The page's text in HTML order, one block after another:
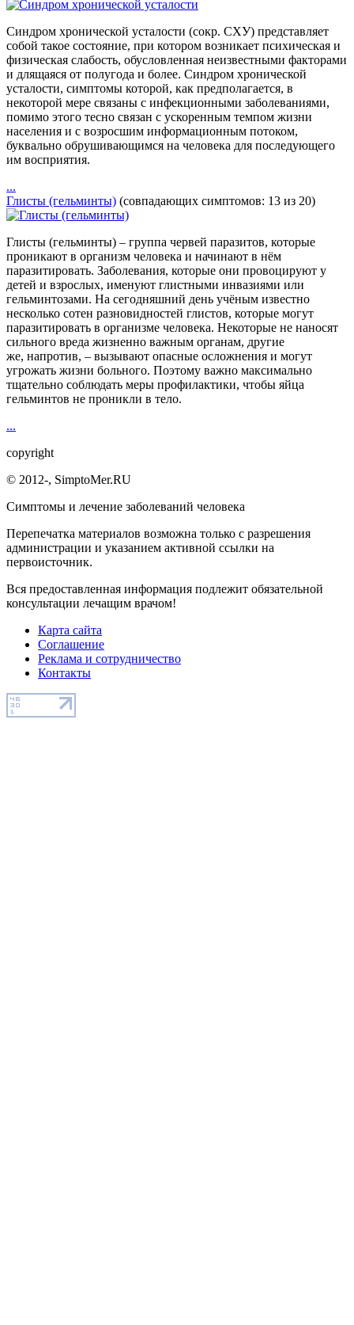
Синдром хронической усталости (сокр. СХУ) представляет
собой такое состояние, при котором возникает психическая и
физическая слабость, обусловленная неизвестными факторами
и длящаяся от полугода и более. Синдром хронической
усталости, симптомы которой, как предполагается, в
некоторой мере связаны с инфекционными заболеваниями,
помимо этого тесно связан с ускоренным темпом жизни
населения и с возросшим информационным потоком,
буквально обрушивающимся на человека для последующего
им восприятия.
...
Глисты (гельминты) (совпадающих симптомов: 13 из 20)
Глисты (гельминты) – группа червей паразитов, которые
проникают в организм человека и начинают в нём
паразитировать. Заболевания, которые они провоцируют у
детей и взрослых, именуют глистными инвазиями или
гельминтозами. На сегодняшний день учёным известно
несколько сотен разновидностей глистов, которые могут
паразитировать в организме человека. Некоторые не наносят
сильного вреда жизненно важным органам, другие
же, напротив, – вызывают опасные осложнения и могут
угрожать жизни больного. Поэтому важно максимально
тщательно соблюдать меры профилактики, чтобы яйца
гельминтов не проникли в тело.
...
copyright
© 2012-, SimptoMer.RU
Симптомы и лечение заболеваний человека
Перепечатка материалов возможна только с разрешения
администрации и указанием активной ссылки на
первоисточник.
Вся предоставленная информация подлежит обязательной
консультации лечащим врачом!
Карта сайта
Соглашение
Реклама и сотрудничество
Контакты